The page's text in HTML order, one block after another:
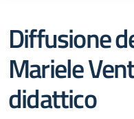
Diffusione
Mariele
didattico